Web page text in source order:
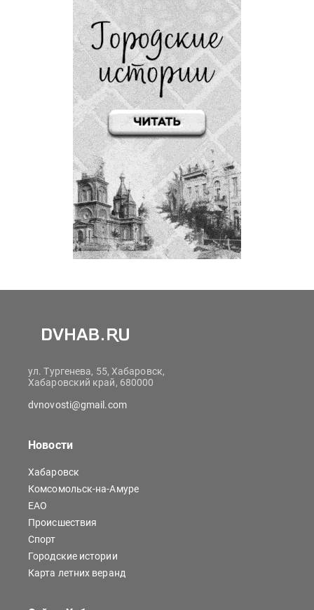
ул. Тургенева, 55, Хабаровск,
Хабаровский край, 680000
dvnovosti@gmail.com
Новости
Хабаровск
Комсомольск-на-Амуре
ЕАО
Происшествия
Спорт
Городские истории
Карта летних веранд